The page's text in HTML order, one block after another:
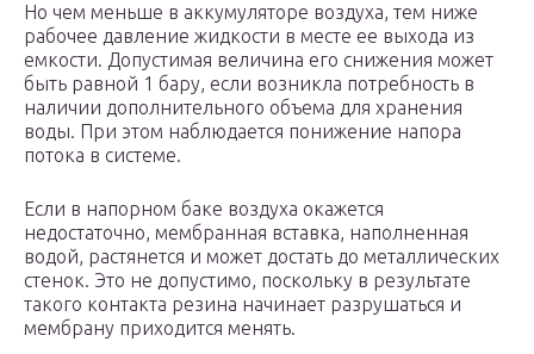
Но чем меньше в аккумуляторе воздуха, тем ниже
рабочее давление жидкости в месте ее выхода из
емкости. Допустимая величина его снижения может
быть равной 1 бару, если возникла потребность в
наличии дополнительного объема для хранения
воды. При этом наблюдается понижение напора
потока в системе.
Если в напорном баке воздуха окажется
недостаточно, мембранная вставка, наполненная
водой, растянется и может достать до металлических
стенок. Это не допустимо, поскольку в результате
такого контакта резина начинает разрушаться и
мембрану приходится менять.